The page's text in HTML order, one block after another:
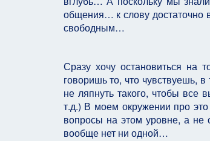
общения… к слову
свободным…
Сразу хочу остановиться
говоришь то, что чувствуешь,
не ляпнуть такого, чтобы все
т.д.) В моем окружении про
вопросы на этом уровне, а не
вообще нет ни одной…